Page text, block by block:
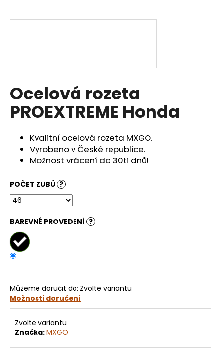
Ocelová rozeta
PROEXTREME Honda
Kvalitní ocelová rozeta MXGO.
Vyrobeno v České republice.
Možnost vrácení do 30ti dnů!
POČET ZUBŮ ?
BAREVNÉ PROVEDENÍ ?
Můžeme doručit do: Zvolte variantu
Možnosti doručení
Zvolte variantu
Značka:MXGO
j
?
HLEDAT
p
o
r
č
u
j
e
KOLEČKO
TC85
E1247